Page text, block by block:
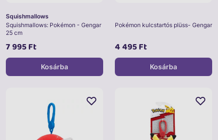
Squishmallows
Squishmallows: Pokémon - Gengar
25 cm
7 995 Ft
Kosárba
Pokémon kulcstartós plüss- Gengar
4 495 Ft
Kosárba